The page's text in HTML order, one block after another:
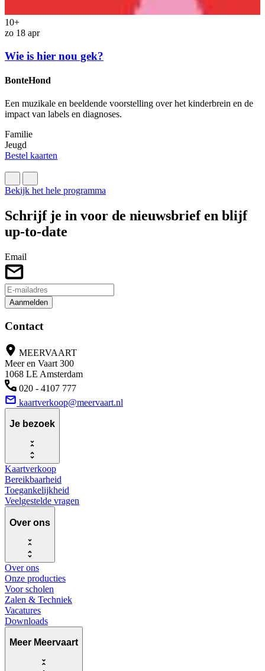
10+
zo 18 apr
Wie is hier nou gek?
BonteHond
Een muzikale en beeldende voorstelling over het kinderbrein en de
impact van labels en diagnoses.
Familie
Jeugd
Bestel kaarten
Bekijk het hele programma
Schrijf je in voor de nieuwsbrief en blijf
up-to-date
Email
Aanmelden
Contact
MEERVAART
Meer en Vaart 300
1068 LE Amsterdam
020 - 4107 777
kaartverkoop@meervaart.nl
Je bezoek
Kaartverkoop
Bereikbaarheid
Toegankelijkheid
Veelgestelde vragen
Over ons
Over ons
Onze producties
Voor scholen
Zalen & Techniek
Vacatures
Downloads
Meer Meervaart